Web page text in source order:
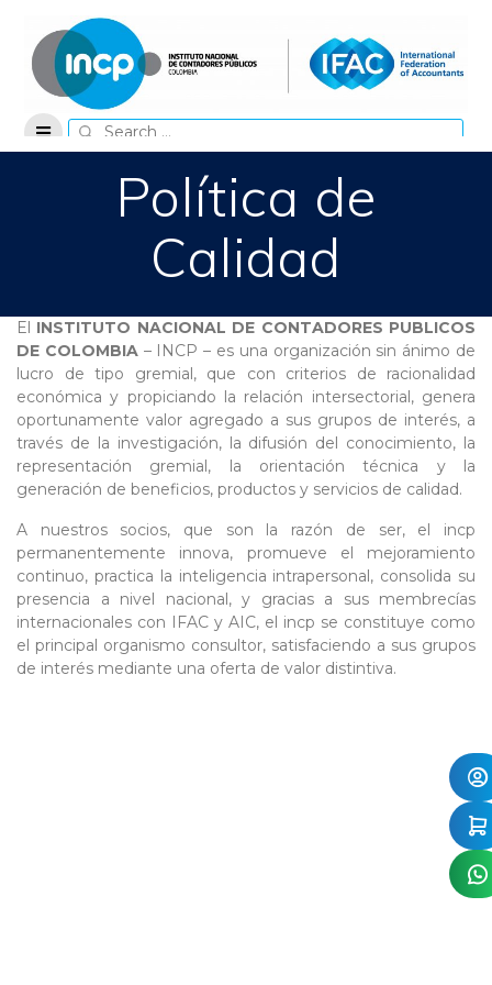
content
Search
for:
Política de
Calidad
El INSTITUTO NACIONAL DE CONTADORES PUBLICOS
DE COLOMBIA– INCP – es una organización sin ánimo de
lucro de tipo gremial, que con criterios de racionalidad
económica y propiciando la relación intersectorial, genera
oportunamente valor agregado a sus grupos de interés, a
través de la investigación, la difusión del conocimiento, la
representación gremial, la orientación técnica y la
generación de beneficios, productos y servicios de calidad.
A nuestros socios, que son la razón de ser, el incp
permanentemente innova, promueve el mejoramiento
continuo, practica la inteligencia intrapersonal, consolida su
presencia a nivel nacional, y gracias a sus membrecías
internacionales con IFAC y AIC, el incp se constituye como
el principal organismo consultor, satisfaciendo a sus grupos
de interés mediante una oferta de valor distintiva.